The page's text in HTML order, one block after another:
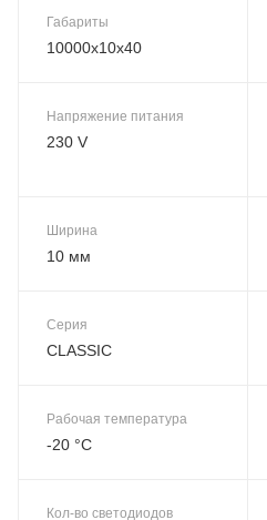
Габариты
10000x10x40
Напряжение питания
230 V
Ширина
10 мм
Серия
CLASSIC
Рабочая температура
-20 °C
Кол-во светодиодов